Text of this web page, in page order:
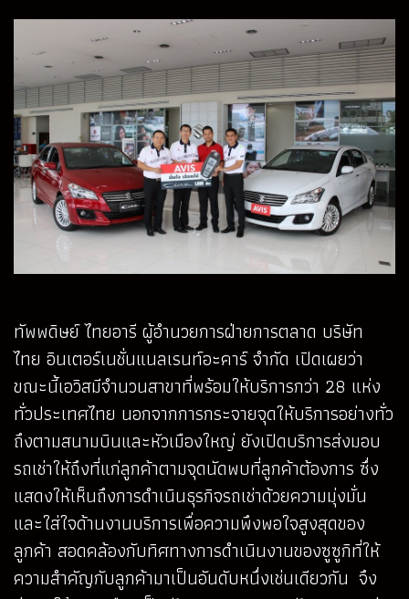
ทัพพดิษย์ ไทยอารี ผู้อำนวยการฝ่ายการตลาด บริษัท
ไทย อินเตอร์เนชั่นแนลเรนท์อะคาร์ จำกัด เปิดเผยว่า
ขณะนี้เอวิสมีจำนวนสาขาที่พร้อมให้บริการกว่า 28 แห่ง
ทั่วประเทศไทย นอกจากการกระจายจุดให้บริการอย่างทั่ว
ถึงตามสนามบินและหัวเมืองใหญ่ ยังเปิดบริการส่งมอบ
รถเช่าให้ถึงที่แก่ลูกค้าตามจุดนัดพบที่ลูกค้าต้องการ ซึ่ง
แสดงให้เห็นถึงการดำเนินธุรกิจรถเช่าด้วยความมุ่งมั่น
และใส่ใจด้านงานบริการเพื่อความพึงพอใจสูงสุดของ
ลูกค้า สอดคล้องกับทิศทางการดำเนินงานของซูซูกิที่ให้
ความสำคัญกับลูกค้ามาเป็นอันดับหนึ่งเช่นเดียวกัน จึง